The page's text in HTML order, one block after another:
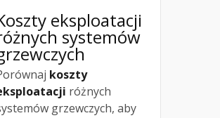
eksploatacji
systemów
koszty
różnych
grzewczych, aby